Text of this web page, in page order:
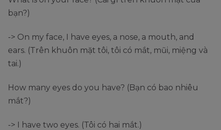
bạn?)
-> On my face, I have eyes, a nose, a mouth, and
ears. (Trên khuôn mặt tôi, tôi có mắt, mũi, miệng và
tai.)
How many eyes do you have? (Bạn có bao nhiêu
mắt?)
-> I have two eyes. (Tôi có hai mắt.)